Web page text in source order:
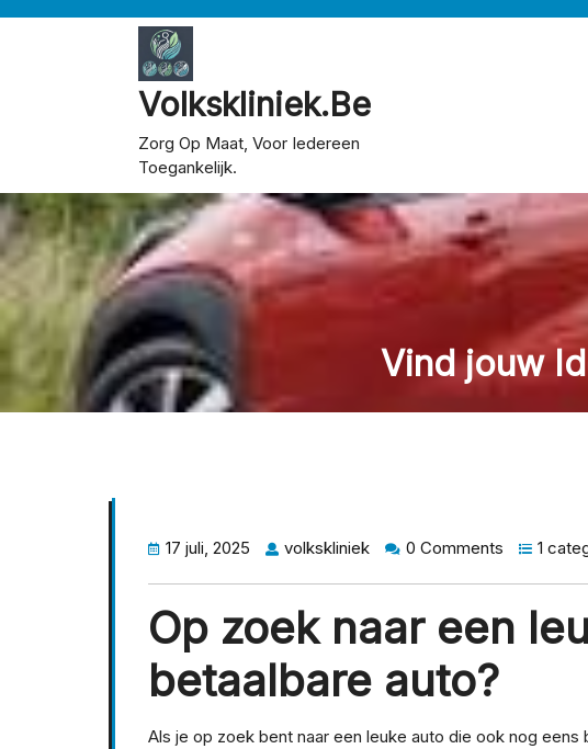
Volkskliniek.be
Zorg Op Maat, Voor Iedereen
Toegankelijk.
Vind jouw
17 juli, 2025 volkskliniek 0 Comments 1
Op zoek naar een
betaalbare auto?
Als je op zoek bent naar een leuke auto die ook nog eens